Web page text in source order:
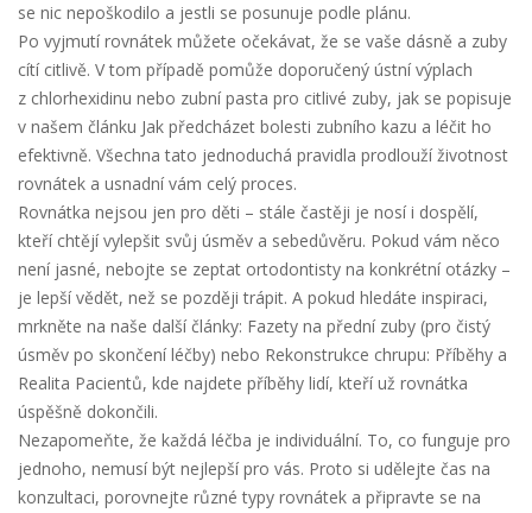
se nic nepoškodilo a jestli se posunuje podle plánu.
Po vyjmutí rovnátek můžete očekávat, že se vaše dásně a zuby
cítí citlivě. V tom případě pomůže doporučený ústní výplach
z chlorhexidinu nebo zubní pasta pro citlivé zuby, jak se popisuje
v našem článku Jak předcházet bolesti zubního kazu a léčit ho
efektivně. Všechna tato jednoduchá pravidla prodlouží životnost
rovnátek a usnadní vám celý proces.
Rovnátka nejsou jen pro děti – stále častěji je nosí i dospělí,
kteří chtějí vylepšit svůj úsměv a sebedůvěru. Pokud vám něco
není jasné, nebojte se zeptat ortodontisty na konkrétní otázky –
je lepší vědět, než se později trápit. A pokud hledáte inspiraci,
mrkněte na naše další články: Fazety na přední zuby (pro čistý
úsměv po skončení léčby) nebo Rekonstrukce chrupu: Příběhy a
Realita Pacientů, kde najdete příběhy lidí, kteří už rovnátka
úspěšně dokončili.
Nezapomeňte, že každá léčba je individuální. To, co funguje pro
jednoho, nemusí být nejlepší pro vás. Proto si udělejte čas na
konzultaci, porovnejte různé typy rovnátek a připravte se na